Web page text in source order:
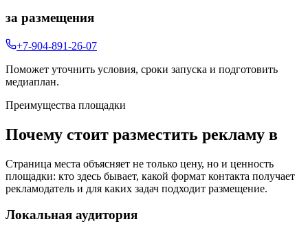
за размещения
+7-904-891-26-07
Поможет уточнить условия, сроки запуска и подготовить
медиаплан.
Преимущества площадки
Почему стоит разместить рекламу в
Страница места объясняет не только цену, но и ценность
площадки: кто здесь бывает, какой формат контакта получает
рекламодатель и для каких задач подходит размещение.
Локальная аудитория